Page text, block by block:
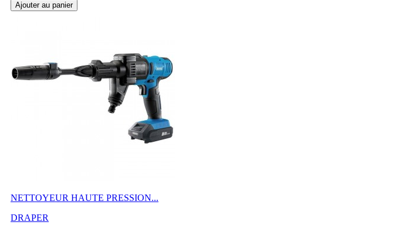
Ajouter au panier
NETTOYEUR HAUTE PRESSION...
DRAPER